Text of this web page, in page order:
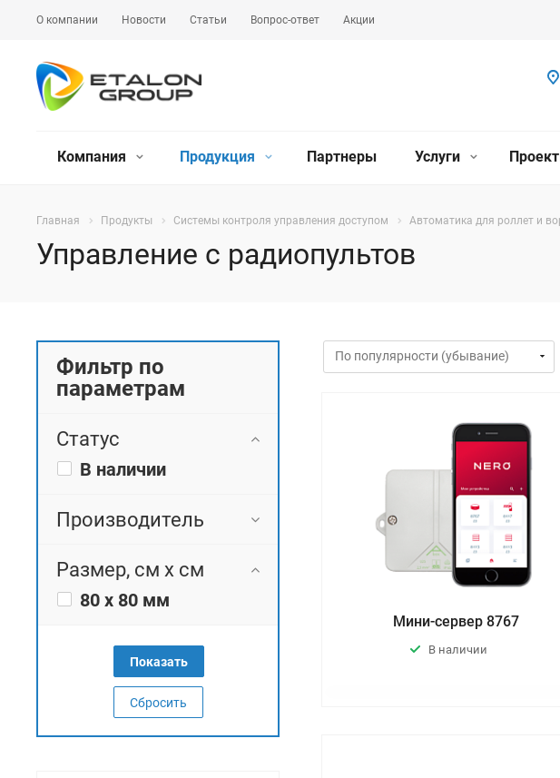
О компании Новости Статьи Вопрос-ответ Акции
Компания Продукция Партнеры Услуги
Главная Продукты Системы контроля управления доступом Автоматика для роллет и
Управление с радиопультов
Мини-сервер 8767
В наличии
Фильтр по
параметрам
Статус
В наличии
Производитель
Размер, см х см
80 х 80 мм
Сбросить